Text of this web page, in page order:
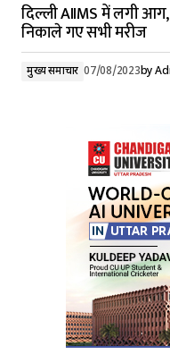
दिल्ली AIIMS में लगी
निकाले गए सभी मरीज
मुख्य समाचार 07/08/2023by